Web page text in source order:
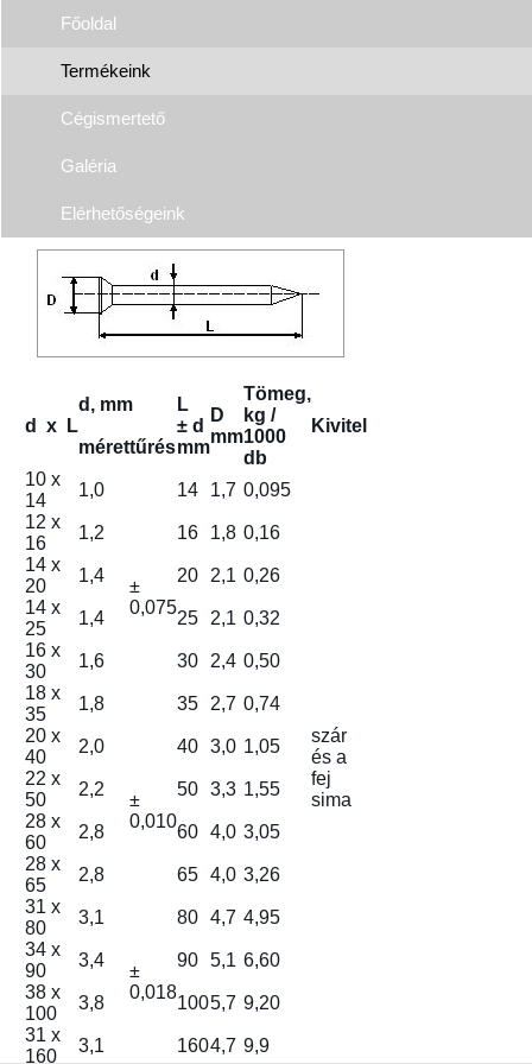
Főoldal
Termékeink
Cégismertető
Galéria
Elérhetőségeink
d x L
d, mm
L
± d
mm
D
mm
Tömeg,
kg /
1000
db
Kivitel
mérettűrés
10 x
14
1,0
±
0,075
14 1,7 0,095
szár
és a
fej
sima
12 x
16
1,2 16 1,8 0,16
14 x
20
1,4 20 2,1 0,26
14 x
25
1,4 25 2,1 0,32
16 x
30
1,6 30 2,4 0,50
18 x
35
1,8 35 2,7 0,74
20 x
40
2,0
±
0,010
40 3,0 1,05
22 x
50
2,2 50 3,3 1,55
28 x
60
2,8 60 4,0 3,05
28 x
65
2,8 65 4,0 3,26
31 x
80
3,1
±
0,018
80 4,7 4,95
34 x
90
3,4 90 5,1 6,60
38 x
100
3,8 1005,7 9,20
31 x
160
3,1 1604,7 9,9